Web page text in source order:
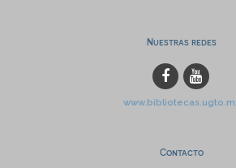
Nuestras redes
Contacto